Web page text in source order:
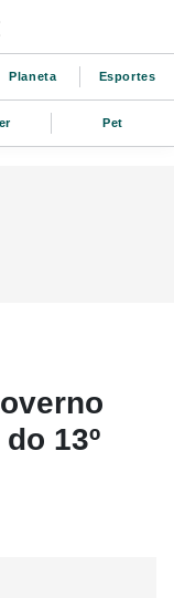
Planeta Esportes
Pet
13º